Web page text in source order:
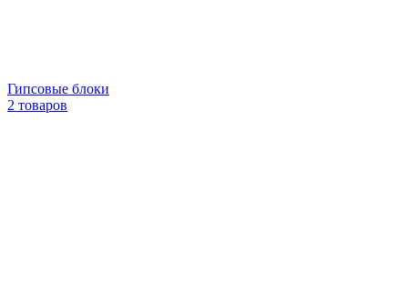
Гипсовые блоки
2 товаров